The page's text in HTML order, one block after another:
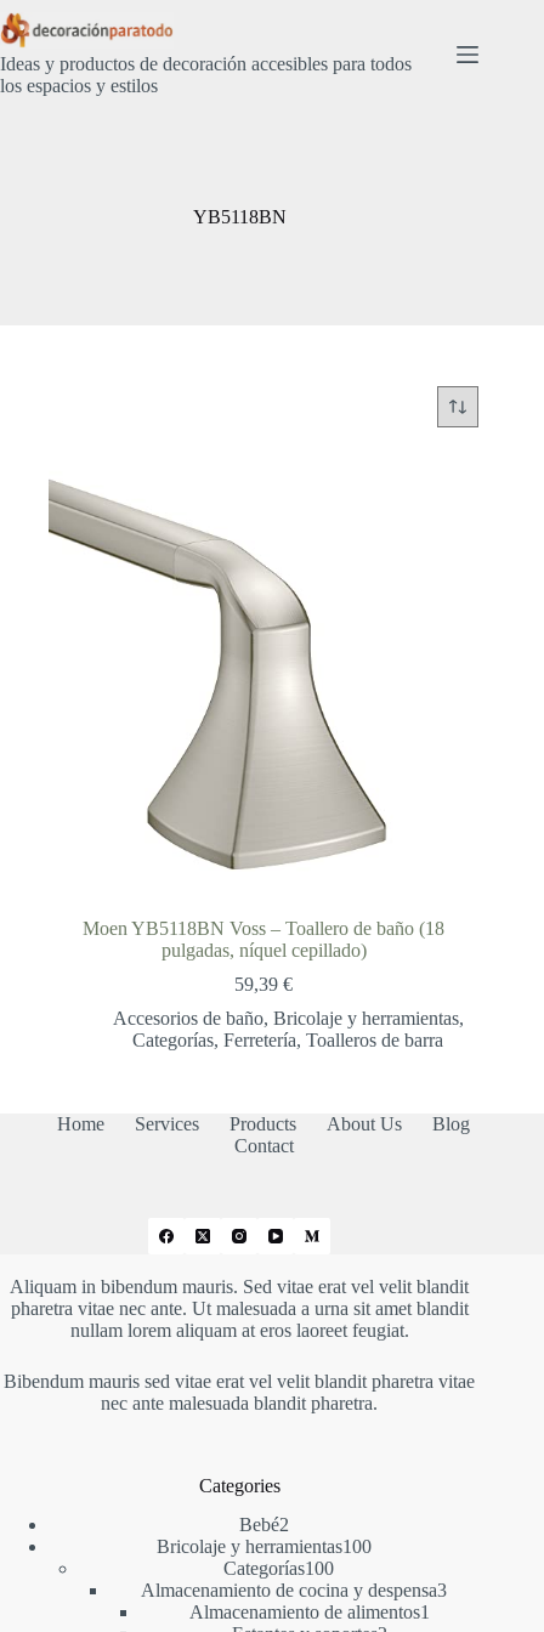
Saltar
al
contenido
Ideas y productos de decoración accesibles para todos
los espacios y estilos
YB5118BN
Moen YB5118BN Voss – Toallero de baño (18
pulgadas, níquel cepillado)
59,39€
Accesorios de baño, Bricolaje y herramientas,
Categorías,Ferretería,Toalleros de barra
Home Services Products About Us
Blog
Contact
Aliquam in bibendum mauris. Sed vitae erat vel velit blandit
pharetra vitae nec ante. Ut malesuada a urna sit amet blandit
nullam lorem aliquam at eros laoreet feugiat.
Bibendum mauris sed vitae erat vel velit blandit pharetra vitae
nec ante malesuada blandit pharetra.
Categories
Bebé22
productos
Bricolaje y herramientas100100
Categorías100100
productos
Almacenamiento de cocina y despensa33
Almacenamiento de alimentos1